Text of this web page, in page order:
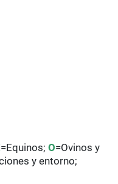
=Equinos;O=Ovinos y
y entorno;